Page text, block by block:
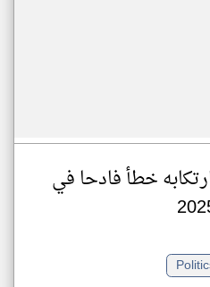
خطأ فادحا في